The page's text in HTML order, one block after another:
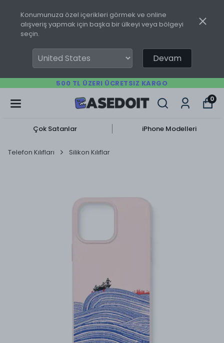
Konumunuza özel içerikleri görmek ve online
alışveriş yapmak için başka bir ülkeyi veya bölgeyi
seçin.
Devam
500 TL ÜZERI ÜCRETSIZ KARGO
0
Çok Satanlar iPhone Modelleri
Telefon Kılıfları Silikon Kılıflar